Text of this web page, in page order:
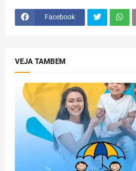
Facebook
VEJA TAMBEM